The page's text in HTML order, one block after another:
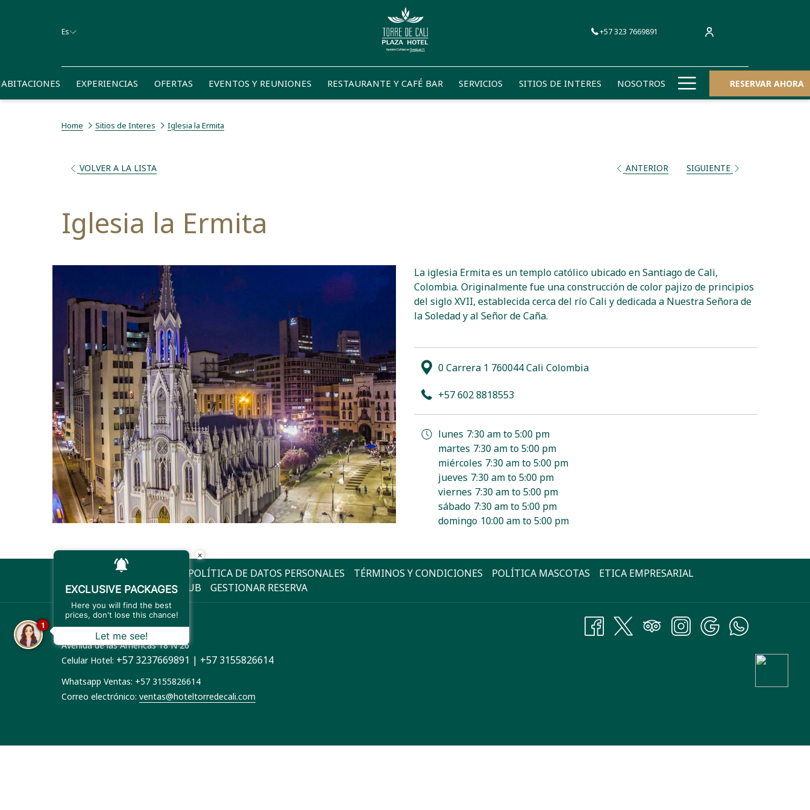
Es +57 323 7669891
EXPERIENCIAS OFERTAS EVENTOS Y REUNIONES RESTAURANTE Y CAFÉ BAR SERVICIOS SITIOS DE INTERES NOSOTROS Hamburger
Menu RESERVAR AHORA
Home Sitios de Interes Iglesia la Ermita
VOLVER A LA LISTA
NUEVA
PESTAÑA
ANTERIOR SIGUIENTE
Iglesia la Ermita
La iglesia Ermita es un templo católico ubicado en Santiago de Cali,
Colombia. Originalmente fue una construcción de color pajizo de principios
del siglo XVII, establecida cerca del río Cali y dedicada a Nuestra Señora de
la Soledad y al Señor de Caña.
0 Carrera 1 760044 Cali Colombia
+57 602 8818553
lunes 7:30 am to 5:00 pm
martes 7:30 am to 5:00 pm
miércoles 7:30 am to 5:00 pm
jueves 7:30 am to 5:00 pm
viernes 7:30 am to 5:00 pm
sábado 7:30 am to 5:00 pm
domingo 10:00 am to 5:00 pm
UBICACION Y CONTACTO POLÍTICA DE DATOS PERSONALES TÉRMINOS Y CONDICIONES POLÍTICA MASCOTAS
ETICA EMPRESARIAL
RNT 4661ABRE
EN
UNA
NUEVA
PESTAÑA
ELITE PLAZA CLUB GESTIONAR RESERVA
TORRE DE CALI PLAZA HOTEL
Avenida de las Américas 18 N 26
Celular Hotel: +57 3237669891 | +57 3155826614
Whatsapp Ventas: +57 3155826614
Correo electrónico: ventas@hoteltorredecali.com
×
EXCLUSIVE PACKAGES
Here you will find the best
prices, don't lose this chance!
Let me see!
1